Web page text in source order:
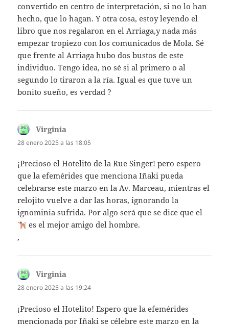
convertido en centro de interpretación, si no lo han
hecho, que lo hagan. Y otra cosa, estoy leyendo el
libro que nos regalaron en el Arriaga,y nada más
empezar tropiezo con los comunicados de Mola. Sé
que frente al Arriaga hubo dos bustos de este
individuo. Tengo idea, no sé si al primero o al
segundo lo tiraron a la ría. Igual es que tuve un
bonito sueño, es verdad ?
Virginia
28 enero 2025 a las 18:05
¡Precioso el Hotelito de la Rue Singer! pero espero
que la efemérides que menciona Iñaki pueda
celebrarse este marzo en la Av. Marceau, mientras el
relojito vuelve a dar las horas, ignorando la
ignominia sufrida. Por algo será que se dice que el
es el mejor amigo del hombre.
,
Virginia
28 enero 2025 a las 19:24
¡Precioso el Hotelito! Espero que la efemérides
mencionada por Iñaki se célebre este marzo en la